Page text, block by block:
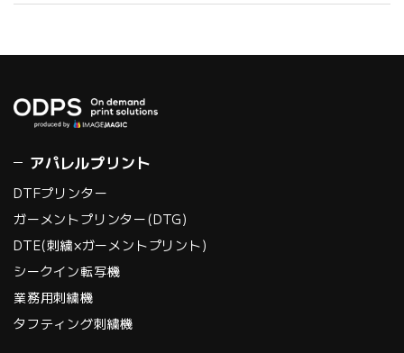
アパレルプリント
DTFプリンター
ガーメントプリンター(DTG)
DTE(刺繍×ガーメントプリント)
シークイン転写機
業務用刺繍機
タフティング刺繍機